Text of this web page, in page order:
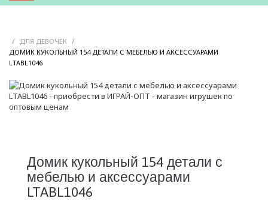
/ ДЛЯ ДЕВОЧЕК /
ДОМИК КУКОЛЬНЫЙ 154 ДЕТАЛИ С МЕБЕЛЬЮ И АКСЕССУАРАМИ
LTABL1046
Домик кукольный 154 детали с
мебелью и аксессуарами
LTABL1046